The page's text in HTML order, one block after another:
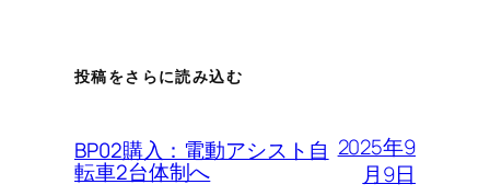
投稿をさらに読み込む
BP02購入：電動アシスト自
転車2台体制へ
2025年9
月9日